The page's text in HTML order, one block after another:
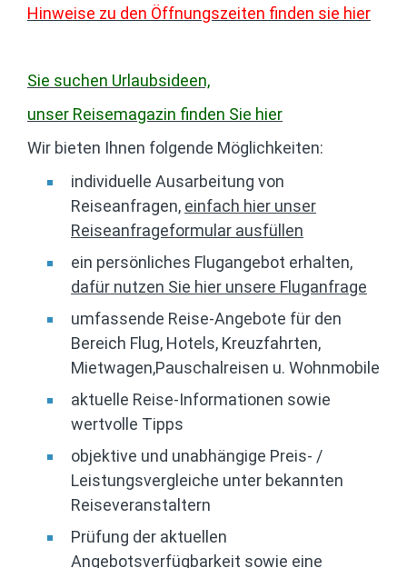
Hinweise zu den Öffnungszeiten finden sie hier
Sie suchen Urlaubsideen,
unser Reisemagazin finden Sie hier
Wir bieten Ihnen folgende Möglichkeiten:
individuelle Ausarbeitung von
Reiseanfragen, einfach hier unser
Reiseanfrageformular ausfüllen
ein persönliches Flugangebot erhalten,
dafür nutzen Sie hier unsere Fluganfrage
umfassende Reise-Angebote für den
Bereich Flug, Hotels, Kreuzfahrten,
Mietwagen,Pauschalreisen u. Wohnmobile
aktuelle Reise-Informationen sowie
wertvolle Tipps
objektive und unabhängige Preis- /
Leistungsvergleiche unter bekannten
Reiseveranstaltern
Prüfung der aktuellen
Angebotsverfügbarkeit sowie eine